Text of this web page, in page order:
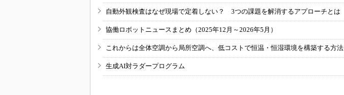
自動外観検査はなぜ現場で定着しない？ 3つの課題を解消するアプローチとは
協働ロボットニュースまとめ（2025年12月～2026年5月）
これからは全体空調から局所空調へ、低コストで恒温・恒湿環境を構築する方法
生成AI対ラダープログラム